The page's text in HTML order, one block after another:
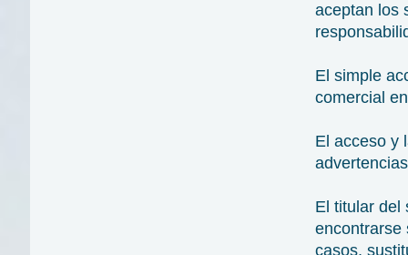
aceptan los
El simple
comercial
El acceso y
El titular del
encontrarse
casos,